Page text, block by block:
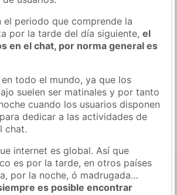
el periodo que comprende la
por la tarde del día siguiente,el
en el chat, por norma general es
todo el mundo, ya que los
suelen ser matinales y por tanto
cuando los usuarios disponen
dedicar a las actividades de
chat.
internet es global. Así que
es por la tarde, en otros países
por la noche, ó madrugada…
es posible encontrar